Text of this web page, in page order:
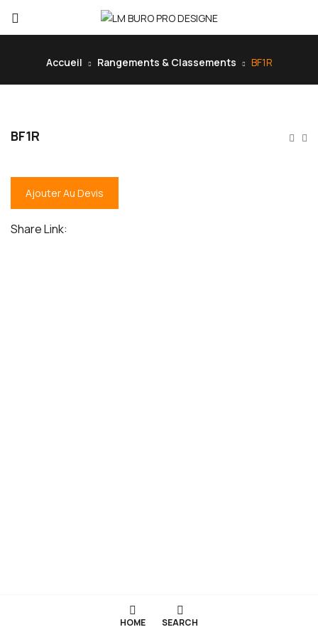
Accueil Rangements & Classements BF1R
BF1R
Ajouter Au Devis
Share Link:
HOME SEARCH